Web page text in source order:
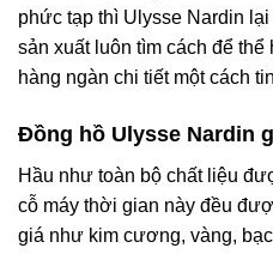
phức tạp thì Ulysse Nardin
sản xuất luôn tìm cách để
hàng ngàn chi tiết một cách
Đồng hồ Ulysse Nardin
Hầu như toàn bộ chất liệu
cỗ máy thời gian này đều
giá như kim cương, vàng,